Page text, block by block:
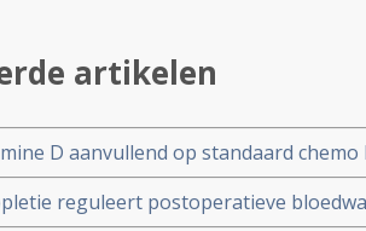
artikelen
D aanvullend op standaard
darmkanker geeft klein
dosis vitamine D
reguleert postoperatieve